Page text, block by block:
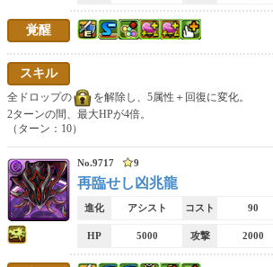
覚醒
スキル
全ドロップの
を解除し、5属性＋回復に変化。
2ターンの間、最大HPが4倍。
（ターン：10）
No.9717 9
再臨せし凶兆龍
進化 アシスト コスト 90
HP 5000 攻撃 2000